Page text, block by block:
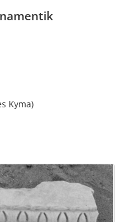
Kyma)